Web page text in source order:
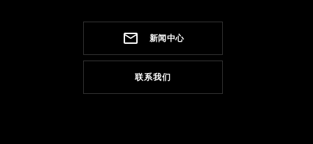
新闻中心
联系我们